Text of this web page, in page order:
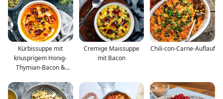
Kürbissuppe mit
knusprigem Honig-
Thymian-Bacon &
Cremige Maissuppe
mit Bacon
Chili-con-Carne-Auflauf